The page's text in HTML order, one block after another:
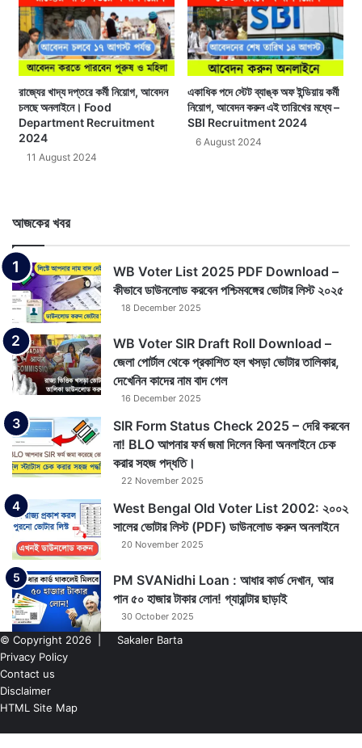
রাজ্যের খাদ্য দপ্তরে কর্মী নিয়োগ, আবেদন
চলছে অনলাইনে। Food
Department Recruitment
2024
11 August 2024
একাধিক পদে স্টেট ব্যাঙ্ক অফ ইন্ডিয়ায় কর্মী
নিয়োগ, আবেদন করুন এই তারিখের মধ্যে –
SBI Recruitment 2024
6 August 2024
আজকের খবর
WB Voter List 2025 PDF Download –
কীভাবে ডাউনলোড করবেন পশ্চিমবঙ্গের ভোটার লিস্ট ২০২৫
18 December 2025
WB Voter SIR Draft Roll Download –
জেলা পোর্টাল থেকে প্রকাশিত হল খসড়া ভোটার তালিকার,
দেখেনিন কাদের নাম বাদ গেল
16 December 2025
SIR Form Status Check 2025 – দেরি করবেন
না! BLO আপনার ফর্ম জমা দিলেন কিনা অনলাইনে চেক
করার সহজ পদ্ধতি।
22 November 2025
West Bengal Old Voter List 2002: ২০০২
সালের ভোটার লিস্ট (PDF) ডাউনলোড করুন অনলাইনে
20 November 2025
PM SVANidhi Loan : আধার কার্ড দেখান, আর
পান ৫০ হাজার টাকার লোন! গ্যারান্টার ছাড়াই
30 October 2025
© Copyright 2026 |
Sakaler Barta
Privacy Policy
Contact us
Disclaimer
HTML Site Map